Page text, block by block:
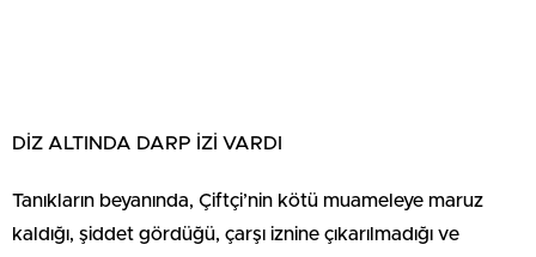
DİZ ALTINDA DARP İZİ VARDI
Tanıkların beyanında, Çiftçi’nin kötü muameleye maruz
kaldığı, şiddet gördüğü, çarşı iznine çıkarılmadığı ve